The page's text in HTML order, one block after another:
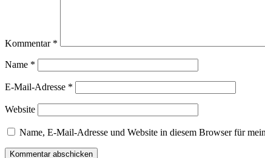
Kommentar *
Name *
E-Mail-Adresse *
Website
Name, E-Mail-Adresse und Website in diesem Browser für